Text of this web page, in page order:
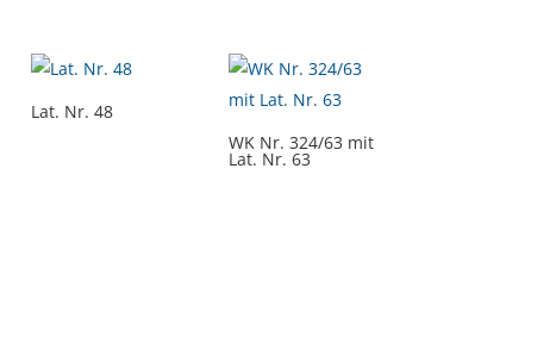
Lat. Nr. 48
WK Nr. 324/63 mit
Lat. Nr. 63